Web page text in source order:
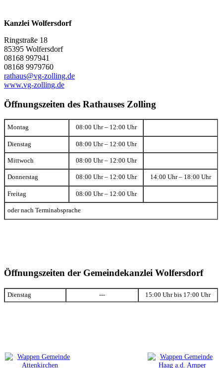
Kanzlei Wolfersdorf
Ringstraße 18
85395 Wolfersdorf
08168 997941
08168 9979760
rathaus@vg-zolling.de
www.vg-zolling.de
Öffnungszeiten des Rathauses Zolling
Montag 08:00 Uhr – 12:00 Uhr
Dienstag 08:00 Uhr – 12:00 Uhr
Mittwoch 08:00 Uhr – 12:00 Uhr
Donnerstag 08:00 Uhr – 12:00 Uhr 14:00 Uhr – 18:00 Uhr
Freitag 08:00 Uhr – 12:00 Uhr
oder nach Terminabsprache
Öffnungszeiten der Gemeindekanzlei Wolfersdorf
Dienstag --- 15:00 Uhr bis 17:00 Uhr